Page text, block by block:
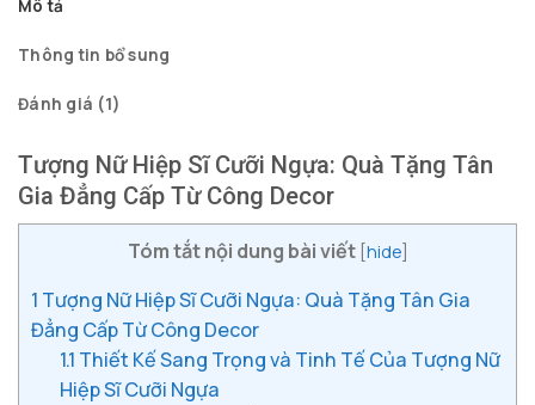
Mô tả
Thông tin bổ sung
Đánh giá (1)
Tượng Nữ Hiệp Sĩ Cưỡi Ngựa: Quà Tặng Tân
Gia Đẳng Cấp Từ Công Decor
Tóm tắt nội dung bài viết [hide]
1 Tượng Nữ Hiệp Sĩ Cưỡi Ngựa: Quà Tặng Tân Gia
Đẳng Cấp Từ Công Decor
1.1 Thiết Kế Sang Trọng và Tinh Tế Của Tượng Nữ
Hiệp Sĩ Cưỡi Ngựa